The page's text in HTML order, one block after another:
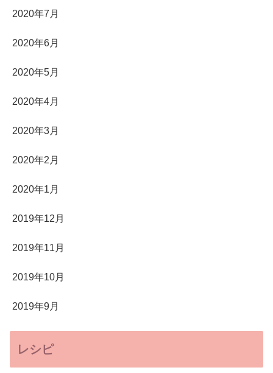
2020年7月
2020年6月
2020年5月
2020年4月
2020年3月
2020年2月
2020年1月
2019年12月
2019年11月
2019年10月
2019年9月
レシピ